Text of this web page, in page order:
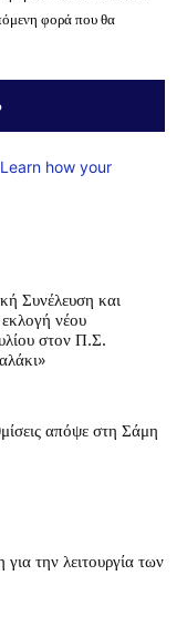
φορά που θα
Learn how your
Συνέλευση και
εκλογή νέου
στον Π.Σ.
απόψε στη Σάμη
την λειτουργία των